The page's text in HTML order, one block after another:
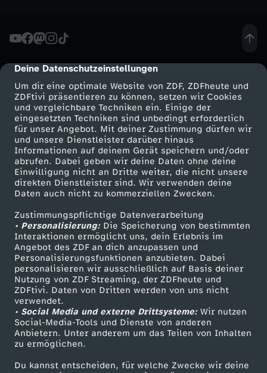
cmp-dialog-description
Deine Datenschutzeinstellungen
Um dir eine optimale Website von ZDF, ZDFheute und
ZDFtivi präsentieren zu können, setzen wir Cookies
und vergleichbare Techniken ein. Einige der
eingesetzten Techniken sind unbedingt erforderlich
für unser Angebot. Mit deiner Zustimmung dürfen wir
und unsere Dienstleister darüber hinaus
Informationen auf deinem Gerät speichern und/oder
abrufen. Dabei geben wir deine Daten ohne deine
Einwilligung nicht an Dritte weiter, die nicht unsere
direkten Dienstleister sind. Wir verwenden deine
Daten auch nicht zu kommerziellen Zwecken.
Zustimmungspflichtige Datenverarbeitung
• Personalisierung:Die Speicherung von bestimmten
Interaktionen ermöglicht uns, dein Erlebnis im
Angebot des ZDF an dich anzupassen und
Personalisierungsfunktionen anzubieten. Dabei
personalisieren wir ausschließlich auf Basis deiner
Nutzung von ZDF Streaming, der ZDFheute und
ZDFtivi. Daten von Dritten werden von uns nicht
verwendet.
• Social Media und externe Drittsysteme:Wir nutzen
Social-Media-Tools und Dienste von anderen
Anbietern. Unter anderem um das Teilen von Inhalten
zu ermöglichen.
Du kannst entscheiden, für welche Zwecke wir deine
R
a
d
i
o
w
e
l
l
e
n
Mehr ZDF
ZDF-Apps
Smart TV
ZDFtext
Livestreams
Sendungen A-Z
TV-Programm
Service
ZDFmitreden
Kontakt zum ZDF
Tickets
Zuschauerservice
Hilfe
ZDF Unternehmen
Karriere